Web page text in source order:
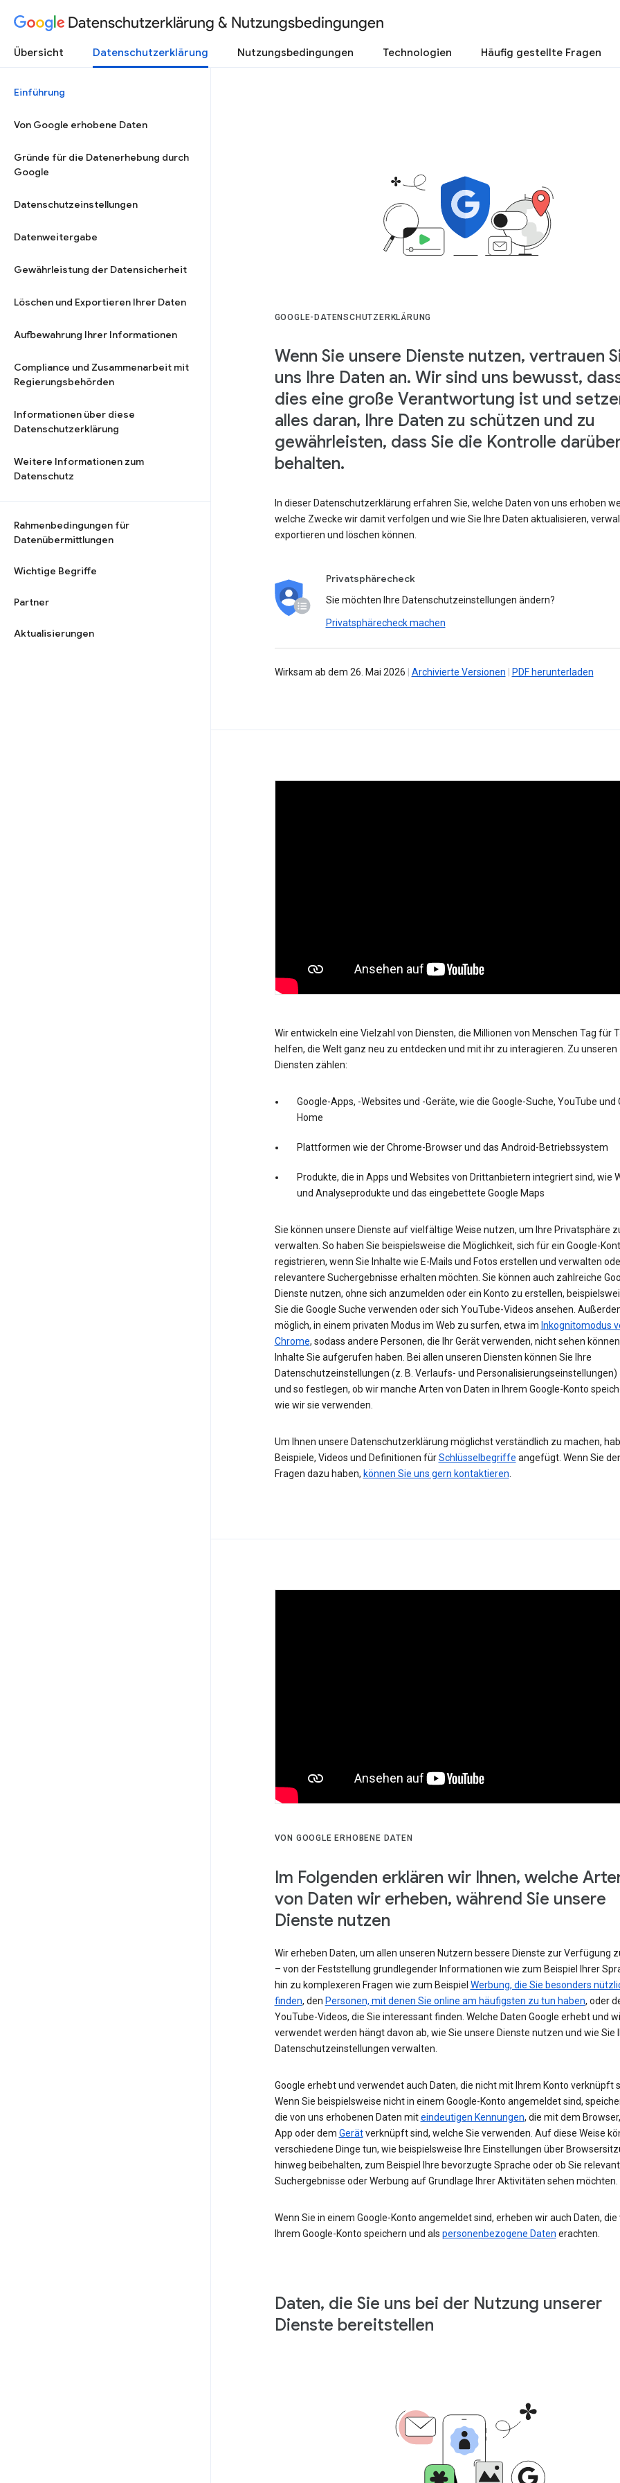
Datenschutzerklärung & Nutzungsbedingungen
Übersicht Datenschutzerklärung Nutzungsbedingungen Technologien Häufig gestellte Fragen
Einführung
Von Google erhobene Daten
Gründe für die Datenerhebung durch
Google
Datenschutzeinstellungen
Datenweitergabe
Gewährleistung der Datensicherheit
Löschen und Exportieren Ihrer Daten
Aufbewahrung Ihrer Informationen
Compliance und Zusammenarbeit mit
Regierungsbehörden
Informationen über diese
Datenschutzerklärung
Weitere Informationen zum
Datenschutz
Rahmenbedingungen für
Datenübermittlungen
Wichtige Begriffe
Partner
Aktualisierungen
GOOGLE-DATENSCHUTZERKLÄRUNG
Wenn Sie unsere Dienste nutzen, vertrauen
uns Ihre Daten an. Wir sind uns bewusst,
dies eine große Verantwortung ist und
alles daran, Ihre Daten zu schützen und zu
gewährleisten, dass Sie die Kontrolle
behalten.
In dieser Datenschutzerklärung erfahren Sie, welche Daten von uns erhoben
welche Zwecke wir damit verfolgen und wie Sie Ihre Daten aktualisieren,
exportieren und löschen können.
Privatsphärecheck
Sie möchten Ihre Datenschutzeinstellungen ändern?
Privatsphärecheck machen
Wirksam ab dem 26. Mai 2026 Archivierte Versionen PDF herunterladen
Wir entwickeln eine Vielzahl von Diensten, die Millionen von Menschen Tag für
helfen, die Welt ganz neu zu entdecken und mit ihr zu interagieren. Zu unseren
Diensten zählen:
Google-Apps, -Websites und -Geräte, wie die Google-Suche, YouTube und
Home
Plattformen wie der Chrome-Browser und das Android-Betriebssystem
Produkte, die in Apps und Websites von Drittanbietern integriert sind, wie
und Analyseprodukte und das eingebettete Google Maps
Sie können unsere Dienste auf vielfältige Weise nutzen, um Ihre Privatsphäre
verwalten. So haben Sie beispielsweise die Möglichkeit, sich für ein Google-
registrieren, wenn Sie Inhalte wie E-Mails und Fotos erstellen und verwalten
relevantere Suchergebnisse erhalten möchten. Sie können auch zahlreiche
Dienste nutzen, ohne sich anzumelden oder ein Konto zu erstellen,
Sie die Google Suche verwenden oder sich YouTube-Videos ansehen.
möglich, in einem privaten Modus im Web zu surfen, etwa im Inkognitomodus
Chrome, sodass andere Personen, die Ihr Gerät verwenden, nicht sehen
Inhalte Sie aufgerufen haben. Bei allen unseren Diensten können Sie Ihre
Datenschutzeinstellungen (z. B. Verlaufs- und Personalisierungseinstellungen)
und so festlegen, ob wir manche Arten von Daten in Ihrem Google-Konto
wie wir sie verwenden.
Um Ihnen unsere Datenschutzerklärung möglichst verständlich zu machen,
Beispiele, Videos und Definitionen fürSchlüsselbegriffe angefügt. Wenn Sie
Fragen dazu haben, können Sie uns gern kontaktieren.
VON GOOGLE ERHOBENE DATEN
Im Folgenden erklären wir Ihnen, welche
von Daten wir erheben, während Sie unsere
Dienste nutzen
Wir erheben Daten, um allen unseren Nutzern bessere Dienste zur Verfügung
– von der Feststellung grundlegender Informationen wie zum Beispiel Ihrer
hin zu komplexeren Fragen wie zum Beispiel Werbung, die Sie besonders
finden, den Personen, mit denen Sie online am häufigsten zu tun haben, oder
YouTube-Videos, die Sie interessant finden. Welche Daten Google erhebt und
verwendet werden hängt davon ab, wie Sie unsere Dienste nutzen und wie Sie
Datenschutzeinstellungen verwalten.
Google erhebt und verwendet auch Daten, die nicht mit Ihrem Konto verknüpft
Wenn Sie beispielsweise nicht in einem Google-Konto angemeldet sind,
die von uns erhobenen Daten miteindeutigen Kennungen, die mit dem
App oder dem Gerätverknüpft sind, welche Sie verwenden. Auf diese Weise
verschiedene Dinge tun, wie beispielsweise Ihre Einstellungen über
hinweg beibehalten, zum Beispiel Ihre bevorzugte Sprache oder ob Sie
Suchergebnisse oder Werbung auf Grundlage Ihrer Aktivitäten sehen möchten.
Wenn Sie in einem Google-Konto angemeldet sind, erheben wir auch Daten, die
Ihrem Google-Konto speichern und als personenbezogene Daten erachten.
Daten, die Sie uns bei der Nutzung unserer
Dienste bereitstellen